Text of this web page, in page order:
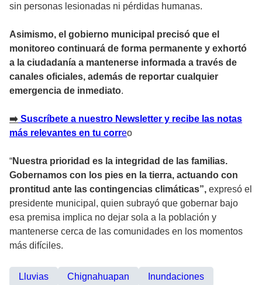
sin personas lesionadas ni pérdidas humanas.
Asimismo, el gobierno municipal precisó que el
monitoreo continuará de forma permanente y exhortó
a la ciudadanía a mantenerse informada a través de
canales oficiales, además de reportar cualquier
emergencia de inmediato.
➡ ️ Suscríbete a nuestro Newsletter y recibe las notas
más relevantes en tu correo
“Nuestra prioridad es la integridad de las familias.
Gobernamos con los pies en la tierra, actuando con
prontitud ante las contingencias climáticas”, expresó el
presidente municipal, quien subrayó que gobernar bajo
esa premisa implica no dejar sola a la población y
mantenerse cerca de las comunidades en los momentos
más difíciles.
Lluvias Chignahuapan Inundaciones